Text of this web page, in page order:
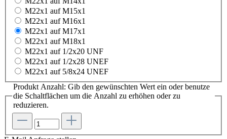
M22x1 auf M15x1
M22x1 auf M16x1
M22x1 auf M17x1
M22x1 auf M18x1
M22x1 auf 1/2x20 UNF
M22x1 auf 1/2x28 UNEF
M22x1 auf 5/8x24 UNEF
Produkt Anzahl: Gib den gewünschten Wert ein oder benutze
die Schaltflächen um die Anzahl zu erhöhen oder zu
reduzieren.